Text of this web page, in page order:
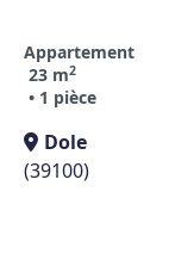
Appartement
23 m2
• 1 pièce
Dole
(39100)